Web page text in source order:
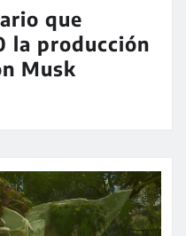
que
la producción
Musk